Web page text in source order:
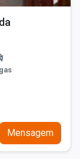
Mensagem